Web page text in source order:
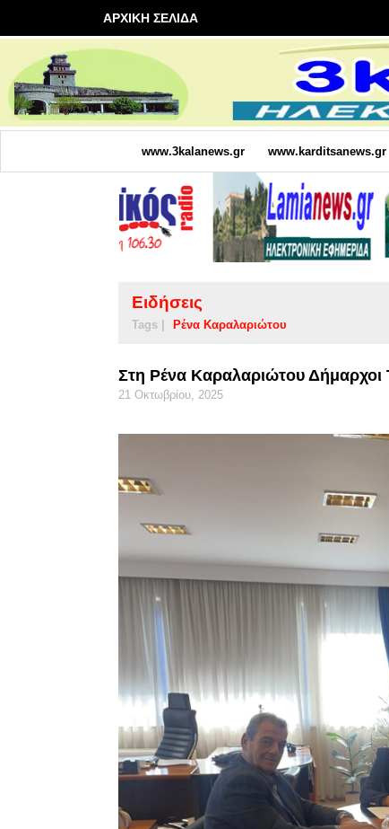
ΑΡΧΙΚΗ ΣΕΛΙΔΑ
www.3kalanews.gr www.karditsanews.gr
Ειδήσεις
Tags | Ρένα Καραλαριώτου
Στη Ρένα Καραλαριώτου Δήμαρχοι
21 Οκτωβρίου, 2025